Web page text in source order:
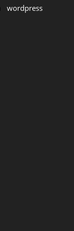
wordpress